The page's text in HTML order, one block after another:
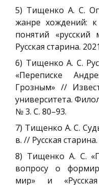
5) Тищенко А. С.
жанре хождений:
понятий
Русская старина.
6) Тищенко А. С.
«Переписке
Грозным» //
университета.
№ 3. С. 80–93.
7) Тищенко А. С.
в. // Русская
8) Тищенко А. С.
вопросу о
мир» и